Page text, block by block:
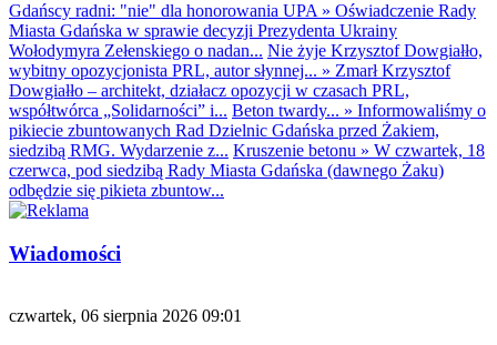
Gdańscy radni: "nie" dla honorowania UPA » Oświadczenie Rady
Miasta Gdańska w sprawie decyzji Prezydenta Ukrainy
Wołodymyra Zełenskiego o nadan... Nie żyje Krzysztof Dowgiałło,
wybitny opozycjonista PRL, autor słynnej... » Zmarł Krzysztof
Dowgiałło – architekt, działacz opozycji w czasach PRL,
współtwórca „Solidarności” i... Beton twardy... » Informowaliśmy o
pikiecie zbuntowanych Rad Dzielnic Gdańska przed Żakiem,
siedzibą RMG. Wydarzenie z... Kruszenie betonu » W czwartek, 18
czerwca, pod siedzibą Rady Miasta Gdańska (dawnego Żaku)
odbędzie się pikieta zbuntow...
Wiadomości
czwartek, 06 sierpnia 2026 09:01